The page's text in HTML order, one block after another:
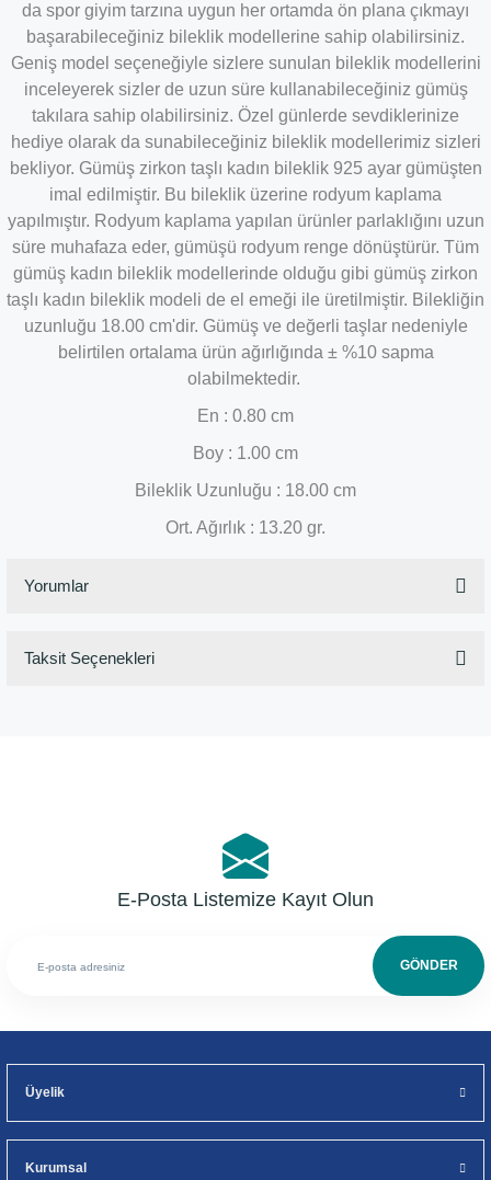
da spor giyim tarzına uygun her ortamda ön plana çıkmayı
başarabileceğiniz bileklik modellerine sahip olabilirsiniz.
Geniş model seçeneğiyle sizlere sunulan bileklik modellerini
inceleyerek sizler de uzun süre kullanabileceğiniz gümüş
takılara sahip olabilirsiniz. Özel günlerde sevdiklerinize
hediye olarak da sunabileceğiniz bileklik modellerimiz sizleri
bekliyor. Gümüş zirkon taşlı kadın bileklik 925 ayar gümüşten
imal edilmiştir. Bu bileklik üzerine rodyum kaplama
yapılmıştır. Rodyum kaplama yapılan ürünler parlaklığını uzun
süre muhafaza eder, gümüşü rodyum renge dönüştürür. Tüm
gümüş kadın bileklik modellerinde olduğu gibi gümüş zirkon
taşlı kadın bileklik modeli de el emeği ile üretilmiştir. Bilekliğin
uzunluğu 18.00 cm'dir. Gümüş ve değerli taşlar nedeniyle
belirtilen ortalama ürün ağırlığında ± %10 sapma
olabilmektedir.
En : 0.80 cm
Boy : 1.00 cm
Bileklik Uzunluğu : 18.00 cm
Ort. Ağırlık : 13.20 gr.
Yorumlar
Taksit Seçenekleri
E-Posta Listemize Kayıt Olun
GÖNDER
Üyelik
Kurumsal